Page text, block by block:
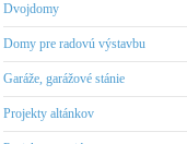
Dvojdomy
Domy pre radovú výstavbu
Garáže, garážové stánie
Projekty altánkov